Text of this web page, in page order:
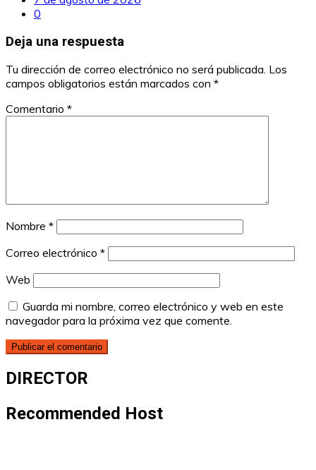
0
Deja una respuesta
Tu dirección de correo electrónico no será publicada. Los
campos obligatorios están marcados con *
Comentario *
Nombre *
Correo electrónico *
Web
Guarda mi nombre, correo electrónico y web en este
navegador para la próxima vez que comente.
DIRECTOR
Recommended Host